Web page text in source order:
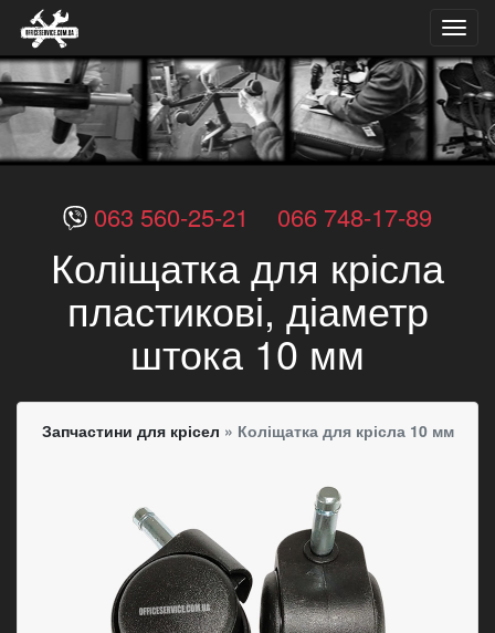
063 560-25-21 066 748-17-89
Коліщатка для крісла
пластикові, діаметр
штока 10 мм
Запчастини для крісел » Коліщатка для крісла 10 мм